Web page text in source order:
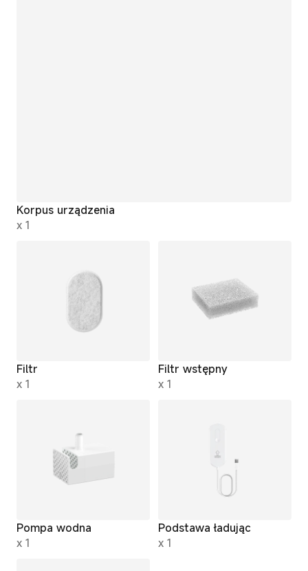
Korpus urządzenia
x 1
Filtr
x 1
Filtr wstępny
x 1
Pompa wodna
x 1
Podstawa ładując
x 1